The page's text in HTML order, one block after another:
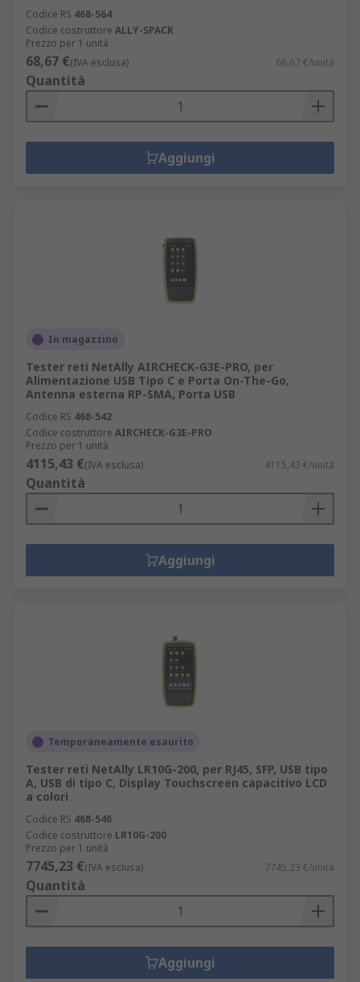
Codice RS 468-564
Codice costruttore ALLY-SPACK
Prezzo per 1 unità
68,67 €(IVA esclusa) 68,67 €/unità
Quantità
Aggiungi
In magazzino
Tester reti NetAlly AIRCHECK-G3E-PRO, per
Alimentazione USB Tipo C e Porta On-The-Go,
Antenna esterna RP-SMA, Porta USB
Codice RS 468-542
Codice costruttore AIRCHECK-G3E-PRO
Prezzo per 1 unità
4115,43 €(IVA esclusa) 4115,43 €/unità
Quantità
Aggiungi
Temporaneamente esaurito
Tester reti NetAlly LR10G-200, per RJ45, SFP, USB tipo
A, USB di tipo C, Display Touchscreen capacitivo LCD
a colori
Codice RS 468-546
Codice costruttore LR10G-200
Prezzo per 1 unità
7745,23 €(IVA esclusa) 7745,23 €/unità
Quantità
Aggiungi